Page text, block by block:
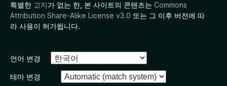
특별한 고지가 없는 한, 본 사이트의 콘텐츠는 Commons
Attribution Share-Alike License v3.0 또는 그 이후 버전에 따
라 사용이 허가됩니다.
언어 변경
테마 변경